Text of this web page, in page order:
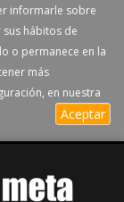
informarle sobre
hábitos de
o permanece en la
más
en nuestra
Aceptar